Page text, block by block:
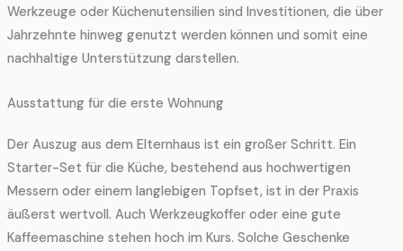
Werkzeuge oder Küchenutensilien sind Investitionen, die über
Jahrzehnte hinweg genutzt werden können und somit eine
nachhaltige Unterstützung darstellen.
Ausstattung für die erste Wohnung
Der Auszug aus dem Elternhaus ist ein großer Schritt. Ein
Starter-Set für die Küche, bestehend aus hochwertigen
Messern oder einem langlebigen Topfset, ist in der Praxis
äußerst wertvoll. Auch Werkzeugkoffer oder eine gute
Kaffeemaschine stehen hoch im Kurs. Solche Geschenke